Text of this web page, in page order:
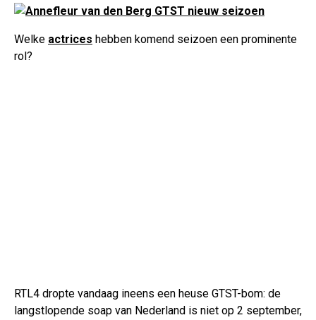
Welke actrices hebben komend seizoen een prominente
rol?
RTL4 dropte vandaag ineens een heuse GTST-bom: de
langstlopende soap van Nederland is niet op 2 september,